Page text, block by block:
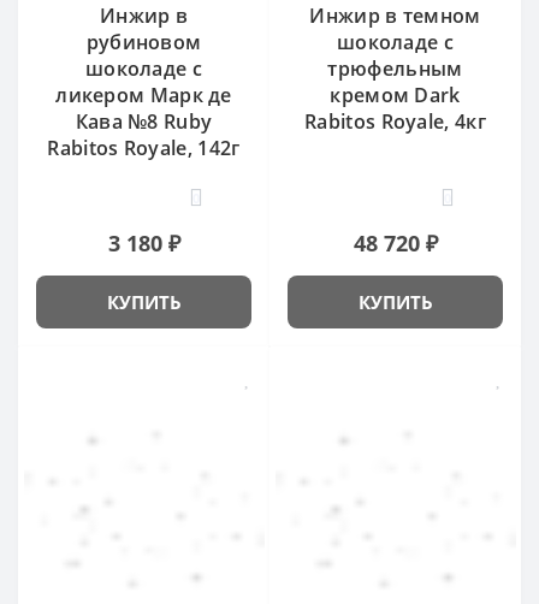
Инжир в
рубиновом
шоколаде с
ликером Марк де
Кава №8 Ruby
Rabitos Royale, 142г
3 180 ₽
КУПИТЬ
Инжир в темном
шоколаде с
трюфельным
кремом Dark
Rabitos Royale, 4кг
48 720 ₽
КУПИТЬ